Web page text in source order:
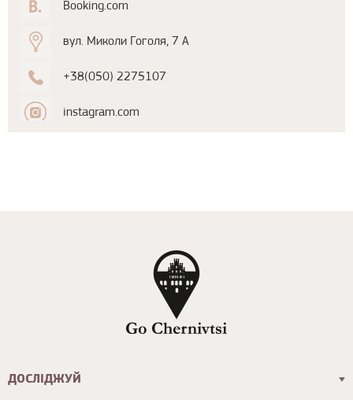
Booking.com
вул. Миколи Гоголя, 7 А
+38(050) 2275107
instagram.com
ДОСЛІДЖУЙ